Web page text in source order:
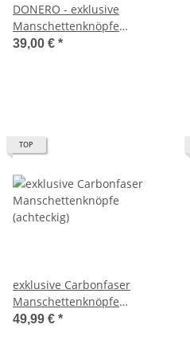
DONERO - exklusive
Manschettenknöpfe
Zylinder
39,00 € *
TOP
exklusive Carbonfaser
Manschettenknöpfe
(achteckig)
49,99 € *